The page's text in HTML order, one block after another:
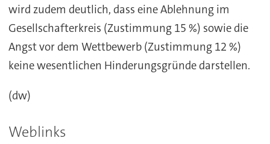
wird zudem deutlich, dass eine Ablehnung im
Gesellschafterkreis (Zustimmung 15 %) sowie die
Angst vor dem Wettbewerb (Zustimmung 12 %)
keine wesentlichen Hinderungsgründe darstellen.
(dw)
Weblinks